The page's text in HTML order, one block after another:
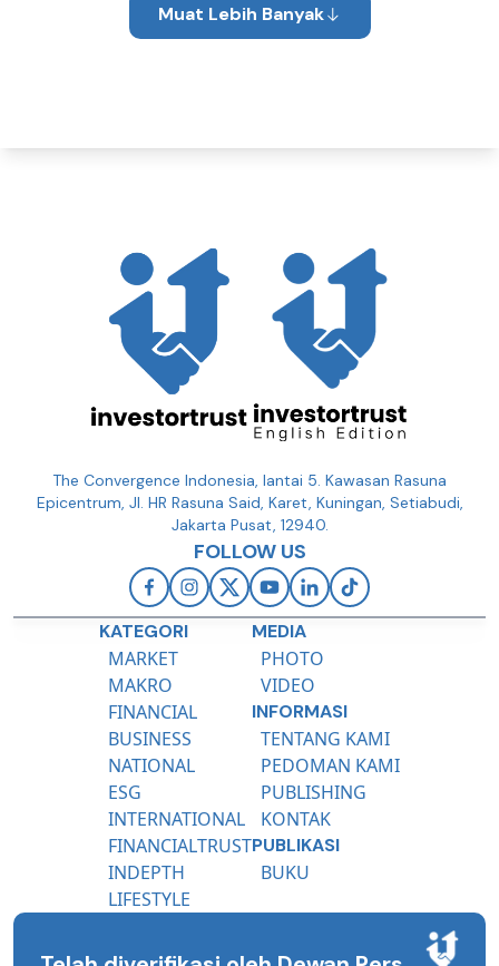
Muat Lebih Banyak
The Convergence Indonesia, lantai 5. Kawasan Rasuna
Epicentrum, Jl. HR Rasuna Said, Karet, Kuningan, Setiabudi,
Jakarta Pusat, 12940.
FOLLOW US
KATEGORI
MARKET
MAKRO
FINANCIAL
BUSINESS
NATIONAL
ESG
INTERNATIONAL
FINANCIALTRUST
INDEPTH
LIFESTYLE
MEDIA
PHOTO
VIDEO
INFORMASI
TENTANG KAMI
PEDOMAN KAMI
PUBLISHING
KONTAK
PUBLIKASI
BUKU